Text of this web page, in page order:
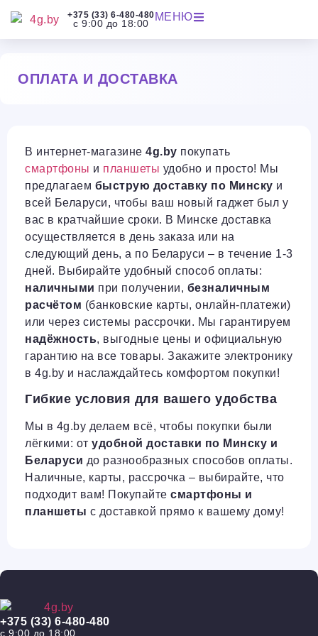
+375 (33) 6-480-480
с 9:00 до 18:00
МЕНЮ
ОПЛАТА И ДОСТАВКА
В интернет-магазине 4g.by покупать
смартфоны и планшеты удобно и просто! Мы
предлагаем быструю доставку по Минску и
всей Беларуси, чтобы ваш новый гаджет был у
вас в кратчайшие сроки. В Минске доставка
осуществляется в день заказа или на
следующий день, а по Беларуси – в течение 1-3
дней. Выбирайте удобный способ оплаты:
наличными при получении, безналичным
расчётом (банковские карты, онлайн-платежи)
или через системы рассрочки. Мы гарантируем
надёжность, выгодные цены и официальную
гарантию на все товары. Закажите электронику
в 4g.by и наслаждайтесь комфортом покупки!
Гибкие условия для вашего удобства
Мы в 4g.by делаем всё, чтобы покупки были
лёгкими: от удобной доставки по Минску и
Беларуси до разнообразных способов оплаты.
Наличные, карты, рассрочка – выбирайте, что
подходит вам! Покупайте смартфоны и
планшеты с доставкой прямо к вашему дому!
+375 (33) 6-480-480
с 9:00 до 18:00